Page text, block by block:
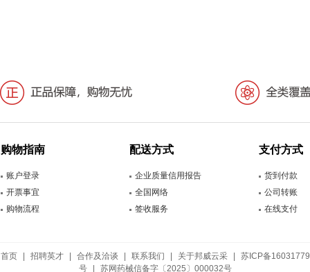
购物指南
账户登录
开票事宜
购物流程
配送方式
企业质量信用报告
全国网络
签收服务
支付方式
货到付款
公司转账
在线支付
首页| 招聘英才| 合作及洽谈 联系我们 关于邦威云采| 苏ICP备16031779
号| 苏网药械信备字〔2025〕000032号